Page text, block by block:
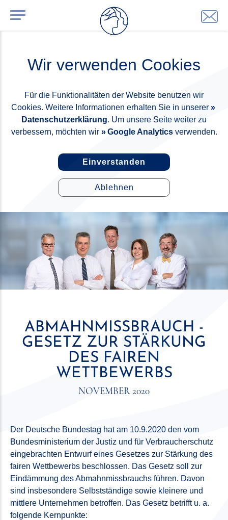
Wir verwenden Cookies
Für die Funktionalitäten der Website benutzen wir
Cookies. Weitere Informationen erhalten Sie in unserer
Datenschutzerklärung. Um unsere Seite weiter zu
verbessern, möchten wir
Google Analyticsverwenden.
Einverstanden
Ablehnen
ABMAHNMISSBRAUCH -
GESETZ ZUR STÄRKUNG
DES FAIREN
WETTBEWERBS
NOVEMBER 2020
Der Deutsche Bundestag hat am 10.9.2020 den vom
Bundesministerium der Justiz und für Verbraucherschutz
eingebrachten Entwurf eines Gesetzes zur Stärkung des
fairen Wettbewerbs beschlossen. Das Gesetz soll zur
Eindämmung des Abmahnmissbrauchs führen. Davon
sind insbesondere Selbstständige sowie kleinere und
mittlere Unternehmen betroffen. Das Gesetz betrifft u. a.
folgende Kernpunkte: